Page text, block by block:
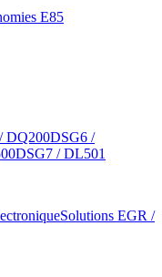
E85
DQ200DSG6 /
DSG7 / DL501
Solutions EGR /